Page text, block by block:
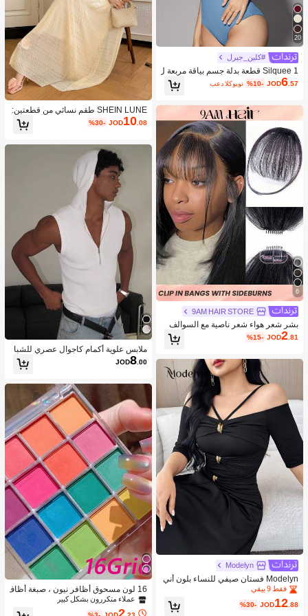
20
#كلين_جيرل
Silquee 1 قطعة بدلة جسم بياقة مربعة ل
ون سادة
JOD6.57
%10- بعد الكوبون
6
9AM HAIR STORE
بشر شعر هواء شعر ناصية مع السوالف
طبيعي أسود لون مقطع شعر الناصية في
وصلة شعر مبتدئ ودي حقيقي بسيط الى
JOD2.81
%15-
Modelyn
Modelyn فستان صيفي للنساء بلون أني
ق مفتوح الكتف
فقط 9 بيقي
JOD12.88
%30-
SHEIN LUNE طقم نسائي من قطعتين:
توب ضيق بطبعة زهور مع ربطة أمامية + ت
نورة عطلة رومانسية (تشكيلة عشوائية)
JOD10.08
%30-
ملابس علوية أكمام كاجوال عصري للشبا
ب مع سحاب وبقلنسوة رفيع مخطط
JOD8.00
16 لون مسحوق أظافر نيون ، صبغة أظاف
ر فلورسنت لامعة ، مناسبة لإنشاء تصامي
م أظافر أومبري زاهية باللون الوردي والأ
عملاء متكررون بشكل كبير
2